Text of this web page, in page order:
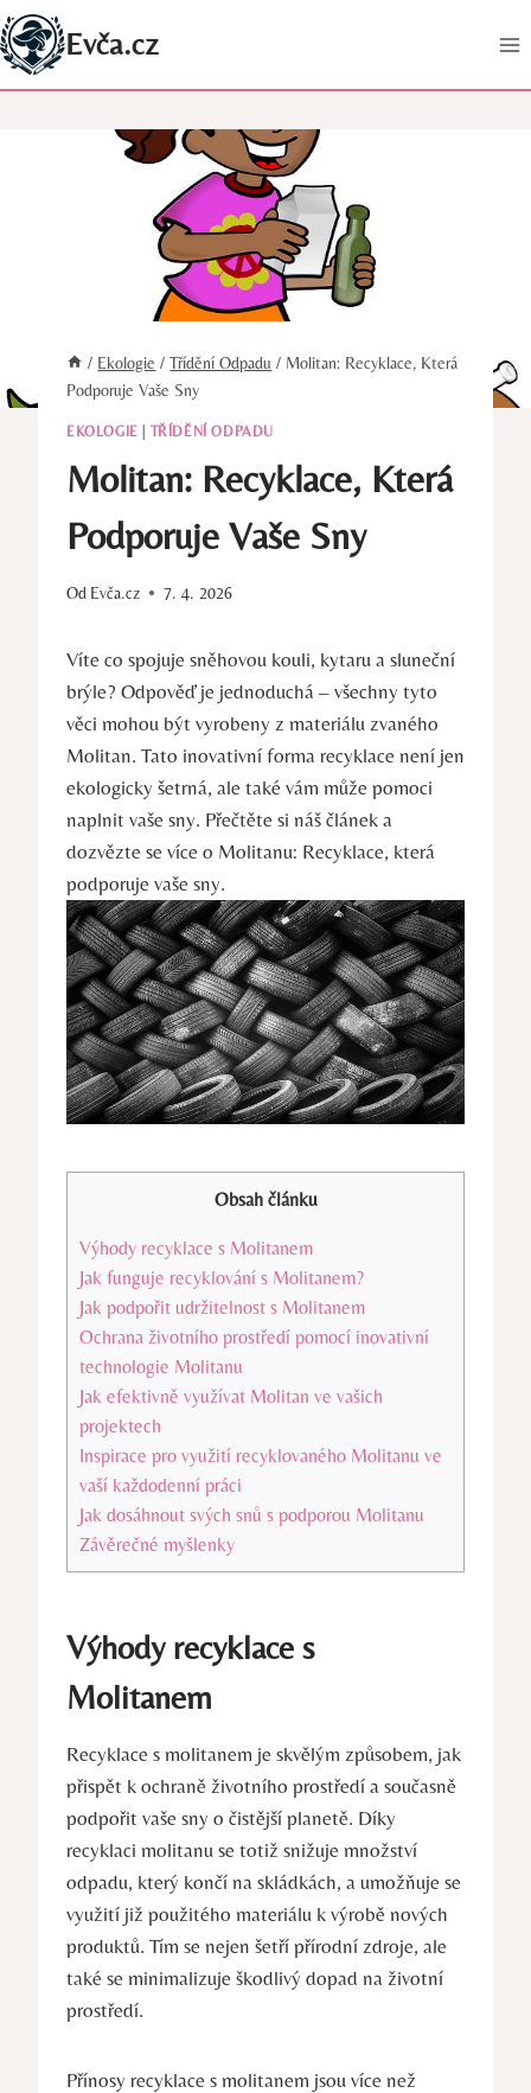
Přeskočit
na
obsah
Evča.cz
/ Ekologie / Třídění Odpadu / Molitan: Recyklace, Která
Podporuje Vaše Sny
EKOLOGIE TŘÍDĚNÍ ODPADU
Molitan: Recyklace, Která
Podporuje Vaše Sny
Od Evča.cz 7. 4. 2026
Víte co spojuje sněhovou kouli, kytaru a sluneční
brýle? Odpověď je jednoduchá – všechny tyto
věci mohou být vyrobeny z materiálu zvaného
Molitan. Tato inovativní forma recyklace není jen
ekologicky šetrná, ale také vám může pomoci
naplnit vaše sny. Přečtěte si náš článek a
dozvězte se více o Molitanu: Recyklace, která
podporuje vaše sny.
Obsah článku
Výhody recyklace s Molitanem
Jak funguje recyklování s Molitanem?
Jak podpořit udržitelnost s Molitanem
Ochrana životního prostředí pomocí inovativní
technologie Molitanu
Jak efektivně využívat Molitan ve vašich
projektech
Inspirace pro využití recyklovaného Molitanu ve
vaší každodenní práci
Jak dosáhnout svých snů s podporou Molitanu
Závěrečné myšlenky
Výhody recyklace s
Molitanem
Recyklace s molitanem je skvělým způsobem, jak
přispět k ochraně životního prostředí a současně
podpořit vaše sny o čistější planetě. Díky
recyklaci molitanu se totiž snižuje množství
odpadu, který končí na skládkách, a umožňuje se
využití již použitého materiálu k výrobě nových
produktů. Tím se nejen šetří přírodní zdroje, ale
také se minimalizuje škodlivý dopad na životní
prostředí.
Přínosy recyklace s molitanem jsou více než